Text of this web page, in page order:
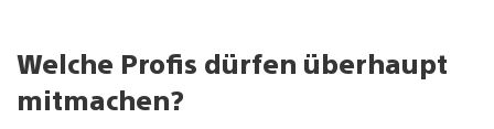
Welche Profis dürfen überhaupt
mitmachen?